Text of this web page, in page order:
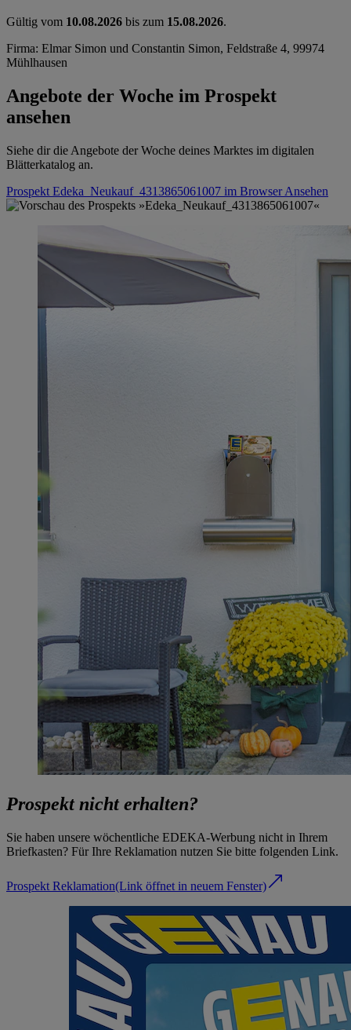
Gültig vom 10.08.2026 bis zum 15.08.2026.
Firma: Elmar Simon und Constantin Simon, Feldstraße 4, 99974
Mühlhausen
Angebote der Woche im Prospekt
ansehen
Siehe dir die Angebote der Woche deines Marktes im digitalen
Blätterkatalog an.
Prospekt Edeka_Neukauf_4313865061007 im BrowserAnsehen
Prospekt nicht erhalten?
Sie haben unsere wöchentliche EDEKA-Werbung nicht in Ihrem
Briefkasten? Für Ihre Reklamation nutzen Sie bitte folgenden Link.
Prospekt Reklamation(Link öffnet in neuem Fenster)